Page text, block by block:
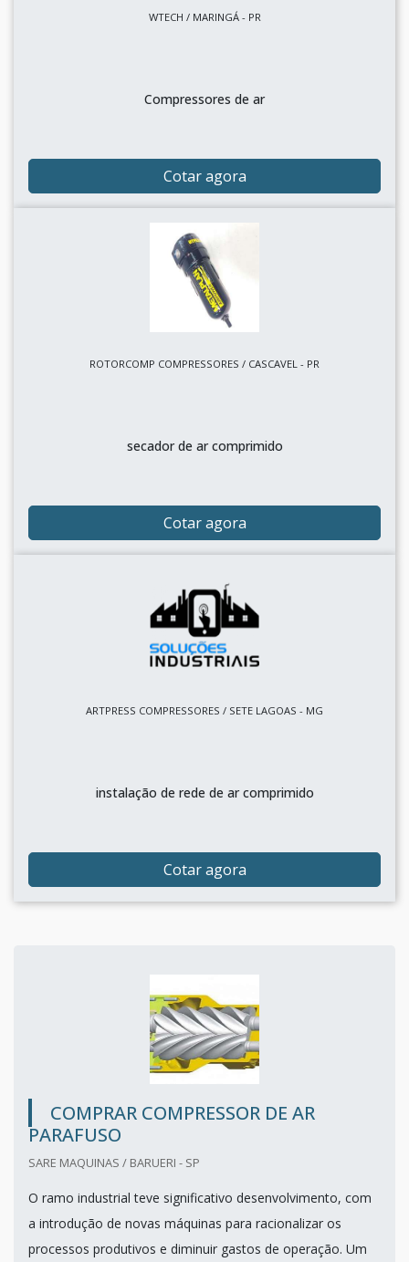
WTECH / MARINGÁ - PR
Compressores de ar
Cotar agora
ROTORCOMP COMPRESSORES / CASCAVEL - PR
secador de ar comprimido
Cotar agora
ARTPRESS COMPRESSORES / SETE LAGOAS - MG
instalação de rede de ar comprimido
Cotar agora
COMPRAR COMPRESSOR DE AR
PARAFUSO
SARE MAQUINAS / BARUERI - SP
O ramo industrial teve significativo desenvolvimento, com
a introdução de novas máquinas para racionalizar os
processos produtivos e diminuir gastos de operação. Um